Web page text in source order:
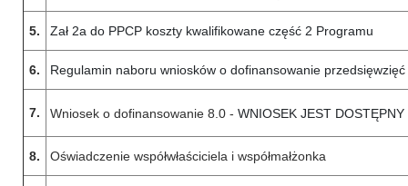
5. Zał 2a do PPCP koszty kwalifikowane część 2 Programu
6. Regulamin naboru wniosków o dofinansowanie
7. Wniosek o dofinansowanie 8.0 - WNIOSEK JEST
8. Oświadczenie współwłaściciela i współmałżonka